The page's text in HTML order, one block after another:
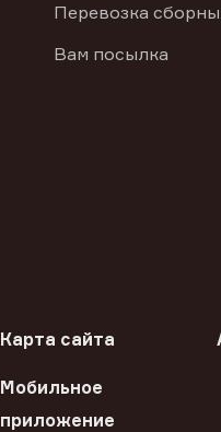
Перевозка
Вам посылка
Карта сайта
Мобильное
приложение